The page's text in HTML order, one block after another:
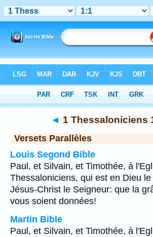
1 Thessaloniciens> Chapitre 1> Verset 1
◄ 1 Thessaloniciens
Versets Parallèles
Louis Segond Bible
Paul, et Silvain, et Timothée, à
Thessaloniciens, qui est en Dieu
Jésus-Christ le Seigneur: que la
vous soient données!
Martin Bible
Paul, et Silvain, et Timothée, à